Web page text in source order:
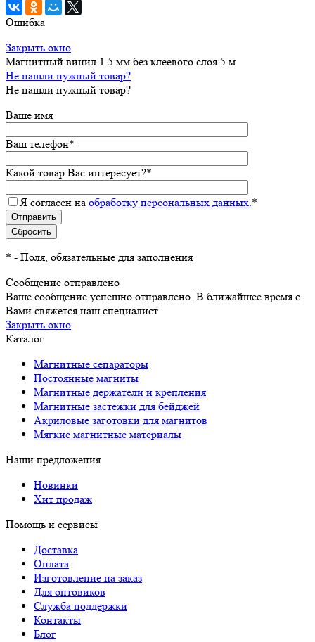
Ошибка
Закрыть окно
Магнитный винил 1.5 мм без клеевого слоя 5 м
Не нашли нужный товар?
Не нашли нужный товар?
Ваше имя
Ваш телефон*
Какой товар Вас интересует?*
Я согласен на обработку персональных данных.*
* - Поля, обязательные для заполнения
Сообщение отправлено
Ваше сообщение успешно отправлено. В ближайшее время с
Вами свяжется наш специалист
Закрыть окно
Каталог
Магнитные сепараторы
Постоянные магниты
Магнитные держатели и крепления
Магнитные застежки для бейджей
Акриловые заготовки для магнитов
Мягкие магнитные материалы
Наши предложения
Новинки
Хит продаж
Помощь и сервисы
Доставка
Оплата
Изготовление на заказ
Для оптовиков
Служба поддержки
Контакты
Блог